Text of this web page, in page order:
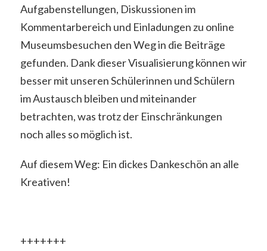
Aufgabenstellungen, Diskussionen im
Kommentarbereich und Einladungen zu online
Museumsbesuchen den Weg in die Beiträge
gefunden. Dank dieser Visualisierung können wir
besser mit unseren Schülerinnen und Schülern
im Austausch bleiben und miteinander
betrachten, was trotz der Einschränkungen
noch alles so möglich ist.
Auf diesem Weg: Ein dickes Dankeschön an alle
Kreativen!
+++++++